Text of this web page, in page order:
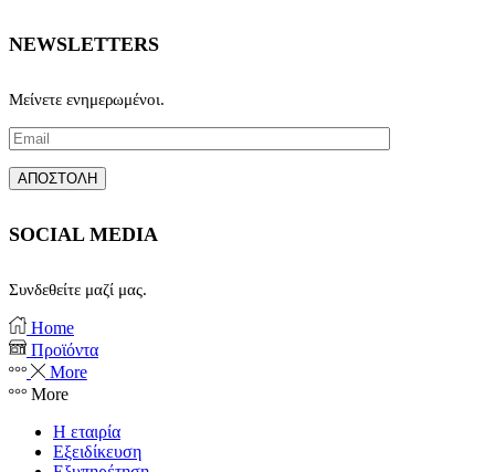
NEWSLETTERS
Μείνετε ενημερωμένοι.
SOCIAL MEDIA
Συνδεθείτε μαζί μας.
Facebook
Instagram
Home
Προϊόντα
More
More
Η εταιρία
Εξειδίκευση